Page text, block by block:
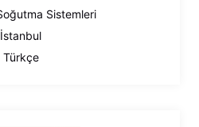
Sistemleri
İstanbul
Türkçe